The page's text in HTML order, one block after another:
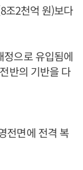
조2천억 원)보다
정으로 유입됨에
반의 기반을 다
전면에 전격 복